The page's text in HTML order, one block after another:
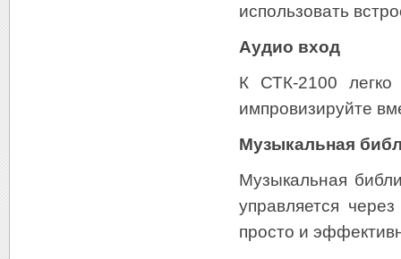
использовать
Аудио вход
К СТК-2100
импровизируйте
Музыкальная
Музыкальная
управляется
просто и